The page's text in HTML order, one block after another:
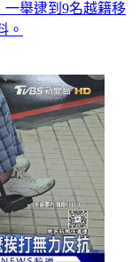
舉逮到9名越籍移
。